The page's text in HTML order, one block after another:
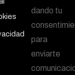
dando tu
para
enviarte